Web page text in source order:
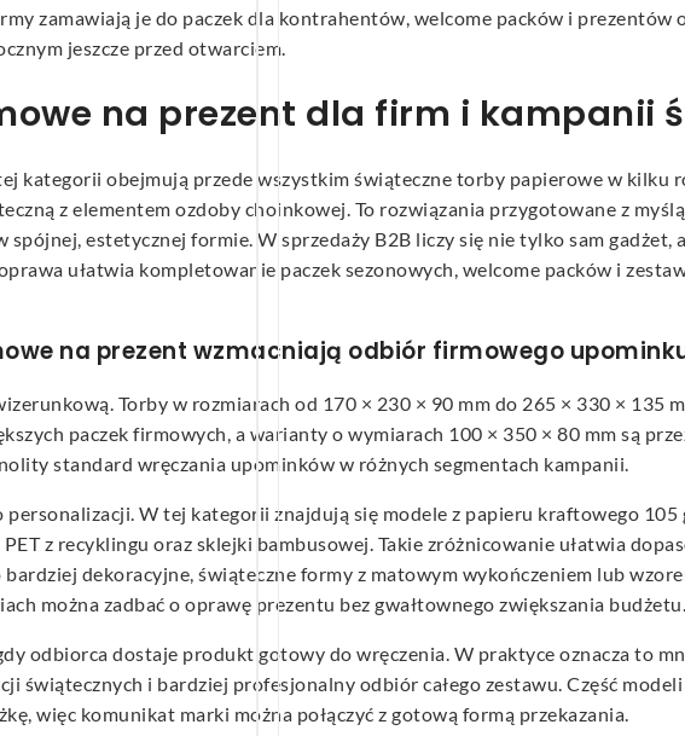
zamawiają je do paczek dla kontrahentów, welcome packów i
jeszcze przed otwarciem.
na prezent dla firm i kampanii
kategorii obejmują przede wszystkim świąteczne torby papierowe w kilku
z elementem ozdoby choinkowej. To rozwiązania przygotowane z
estetycznej formie. W sprzedaży B2B liczy się nie tylko sam gadżet,
ułatwia kompletowanie paczek sezonowych, welcome packów i
na prezent wzmacniają odbiór firmowego
Torby w rozmiarach od 170 × 230 × 90 mm do 265 × 330 × 135
paczek firmowych, a warianty o wymiarach 100 × 350 × 80 mm są
standard wręczania upominków w różnych segmentach kampanii.
personalizacji. W tej kategorii znajdują się modele z papieru kraftowego 105
PET z recyklingu oraz sklejki bambusowej. Takie zróżnicowanie ułatwia
dekoracyjne, świąteczne formy z matowym wykończeniem lub
można zadbać o oprawę prezentu bez gwałtownego zwiększania budżetu.
odbiorca dostaje produkt gotowy do wręczenia. W praktyce oznacza to
świątecznych i bardziej profesjonalny odbiór całego zestawu. Część
więc komunikat marki można połączyć z gotową formą przekazania.